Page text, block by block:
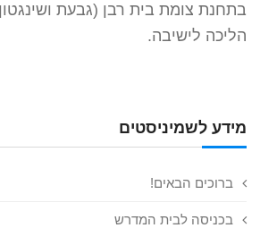
מידע לשמיניסטים
ברוכים הבאים!
בכניסה לבית המדרש
בתחנת צומת בית רבן (גבעת
הליכה לישיבה.